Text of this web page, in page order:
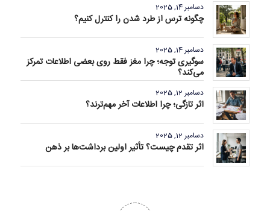
دسامبر 14, 2025
چگونه ترس از طرد شدن را کنترل کنیم؟
دسامبر 14, 2025
سوگیری توجه؛ چرا مغز فقط روی بعضی اطلاعات تمرکز
می‌کند؟
دسامبر 12, 2025
اثر تازگی؛ چرا اطلاعات آخر مهم‌ترند؟
دسامبر 12, 2025
اثر تقدم چیست؟ تأثیر اولین برداشت‌ها بر ذهن